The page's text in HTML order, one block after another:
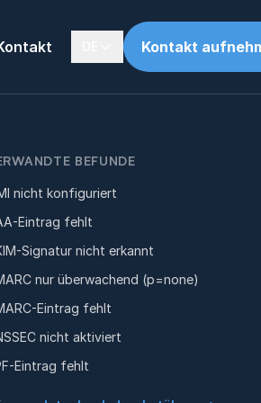
Kontakt
BEFUNDE
nicht konfiguriert
Eintrag fehlt
Signatur nicht erkannt
nur überwachend (p=none)
Eintrag fehlt
nicht aktiviert
Eintrag fehlt